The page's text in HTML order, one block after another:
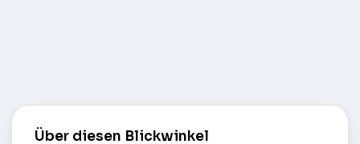
Über diesen Blickwinkel